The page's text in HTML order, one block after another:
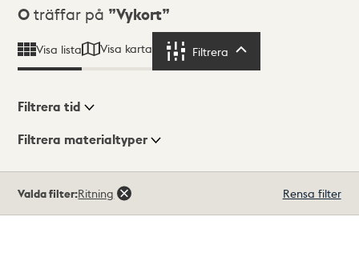
Sökresultat
0 träffar på Vykort
Visa lista Visa karta Filtrera
Visningsläge
Filtrera tid
Filtrera materialtyper
träffar
Valda filter:Ritning Rensa filter